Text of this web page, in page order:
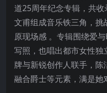
道25周年纪念专辑，共
文甫组成音乐铁三角，挑
原现场感 。专辑围绕爱
写照，也唱出都市女性
牌与新锐创作人联手，
融合爵士等元素，满是她